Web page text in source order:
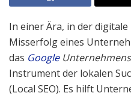
In einer Ära, in der
Misserfolg eines
das Google
Instrument der lokalen
(Local SEO). Es hilft